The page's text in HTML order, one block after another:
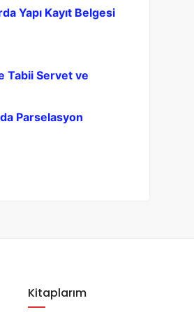
Yapı Kayıt Belgesi
Tabii Servet ve
Parselasyon
Kitaplarım